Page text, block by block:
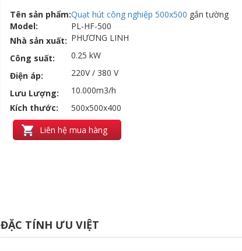
Tên sản phẩm:Quạt hút công nghiệp 500x500 gắn tường
Model:
PL-HF-500
Nhà sản xuất: PHƯƠNG LINH
Công suất:
0.25 kW
Điện áp:
220V / 380 V
Lưu Lượng:
10.000m3/h
Kích thước:
500x500x400
Liên hệ mua hàng
ĐẶC TÍNH ƯU VIỆT